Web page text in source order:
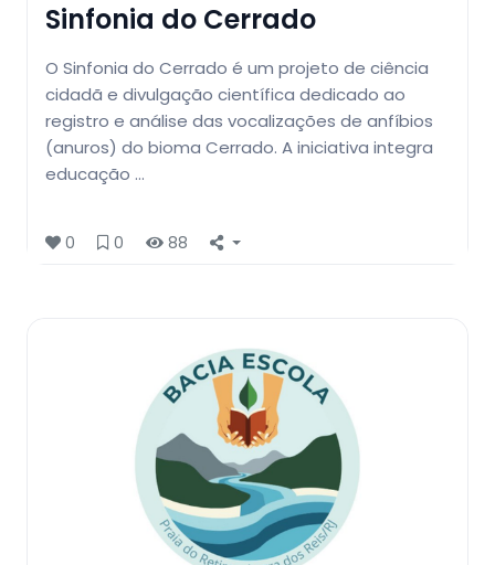
Sinfonia do Cerrado
O Sinfonia do Cerrado é um projeto de ciência
cidadã e divulgação científica dedicado ao
registro e análise das vocalizações de anfíbios
(anuros) do bioma Cerrado. A iniciativa integra
educação …
0 0 88